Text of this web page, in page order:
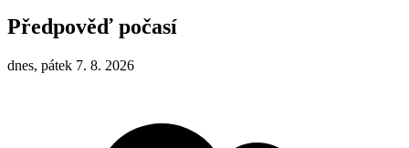
Předpověď počasí
dnes, pátek 7. 8. 2026